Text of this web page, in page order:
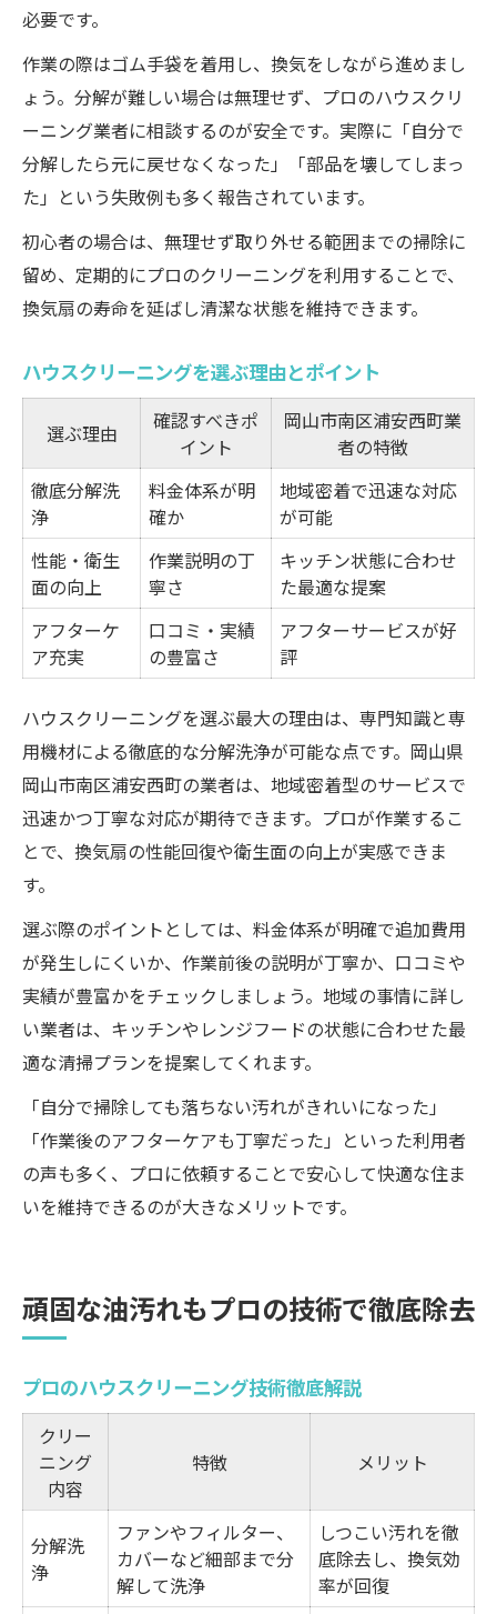
必要です。
作業の際はゴム手袋を着用し、換気をしながら進めまし
ょう。分解が難しい場合は無理せず、プロのハウスクリ
ーニング業者に相談するのが安全です。実際に「自分で
分解したら元に戻せなくなった」「部品を壊してしまっ
た」という失敗例も多く報告されています。
初心者の場合は、無理せず取り外せる範囲までの掃除に
留め、定期的にプロのクリーニングを利用することで、
換気扇の寿命を延ばし清潔な状態を維持できます。
ハウスクリーニングを選ぶ理由とポイント
選ぶ理由
確認すべきポ
イント
岡山市南区浦安西町業
者の特徴
徹底分解洗
浄
料金体系が明
確か
地域密着で迅速な対応
が可能
性能・衛生
面の向上
作業説明の丁
寧さ
キッチン状態に合わせ
た最適な提案
アフターケ
ア充実
口コミ・実績
の豊富さ
アフターサービスが好
評
ハウスクリーニングを選ぶ最大の理由は、専門知識と専
用機材による徹底的な分解洗浄が可能な点です。岡山県
岡山市南区浦安西町の業者は、地域密着型のサービスで
迅速かつ丁寧な対応が期待できます。プロが作業するこ
とで、換気扇の性能回復や衛生面の向上が実感できま
す。
選ぶ際のポイントとしては、料金体系が明確で追加費用
が発生しにくいか、作業前後の説明が丁寧か、口コミや
実績が豊富かをチェックしましょう。地域の事情に詳し
い業者は、キッチンやレンジフードの状態に合わせた最
適な清掃プランを提案してくれます。
「自分で掃除しても落ちない汚れがきれいになった」
「作業後のアフターケアも丁寧だった」といった利用者
の声も多く、プロに依頼することで安心して快適な住ま
いを維持できるのが大きなメリットです。
頑固な油汚れもプロの技術で徹底除去
プロのハウスクリーニング技術徹底解説
クリー
ニング
内容
特徴 メリット
分解洗
浄
ファンやフィルター、
カバーなど細部まで分
解して洗浄
しつこい汚れを徹
底除去し、換気効
率が回復